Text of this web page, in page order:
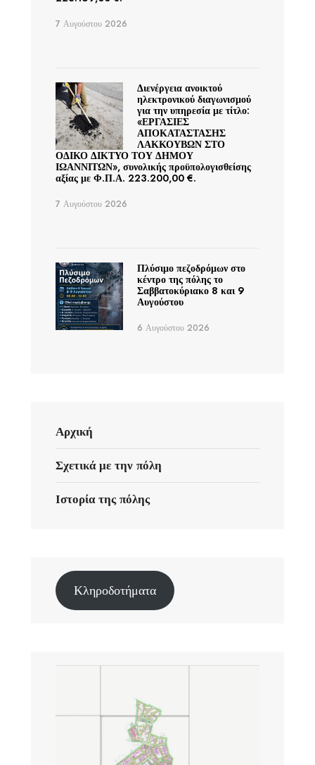
7 Αυγούστου 2026
Διενέργεια ανοικτού
ηλεκτρονικού διαγωνισμού
για την υπηρεσία με τίτλο:
«ΕΡΓΑΣΙΕΣ
ΑΠΟΚΑΤΑΣΤΑΣΗΣ
ΛΑΚΚΟΥΒΩΝ ΣΤΟ
ΟΔΙΚΟ ΔΙΚΤΥΟ ΤΟΥ ΔΗΜΟΥ
ΙΩΑΝΝΙΤΩΝ», συνολικής προϋπολογισθείσης
αξίας με Φ.Π.Α. 223.200,00 €.
7 Αυγούστου 2026
Πλύσιμο πεζοδρόμων στο
κέντρο της πόλης το
Σαββατοκύριακο 8 και 9
Αυγούστου
6 Αυγούστου 2026
Αρχική
Σχετικά με την πόλη
Ιστορία της πόλης
Κληροδοτήματα